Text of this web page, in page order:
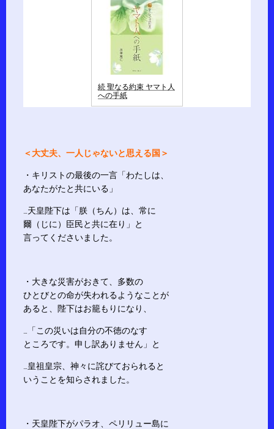
続 聖なる約束 ヤマト人
への手紙
＜大丈夫、一人じゃないと思える国＞
・キリストの最後の一言「わたしは、
あなたがたと共にいる」
…天皇陛下は「朕（ちん）は、常に
爾（じに）臣民と共に在り」と
言ってくださいました。
・大きな災害がおきて、多数の
ひとびとの命が失われるようなことが
あると、陛下はお籠もりになり、
…「この災いは自分の不徳のなす
ところです。申し訳ありません」と
…皇祖皇宗、神々に詫びておられると
いうことを知らされました。
・天皇陛下がパラオ、ペリリュー島に